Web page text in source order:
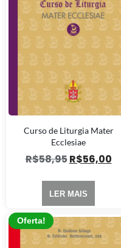
Curso de Liturgia Mater
Ecclesiae
R$58,95R$56,00
LER MAIS
Oferta!